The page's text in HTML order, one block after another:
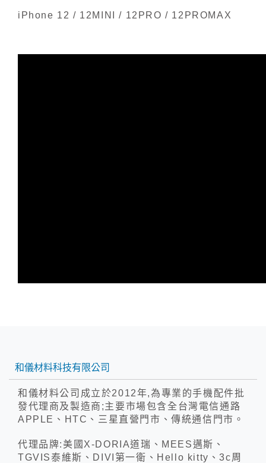
iPhone 12 / 12MINI / 12PRO / 12PROMAX
和儀材料科技有限公司
和儀材料公司成立於2012年,為專業的手機配件批
發代理商及製造商;主要市場包含全台灣電信通路
APPLE、HTC、三星直營門市、傳統通信門市。
代理品牌:美國X-DORIA道瑞、MEES邁斯、
TGVIS泰維斯、DIVI第一衛、Hello kitty、3c周